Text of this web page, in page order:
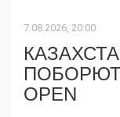
7.08.2026, 20:00
OPEN